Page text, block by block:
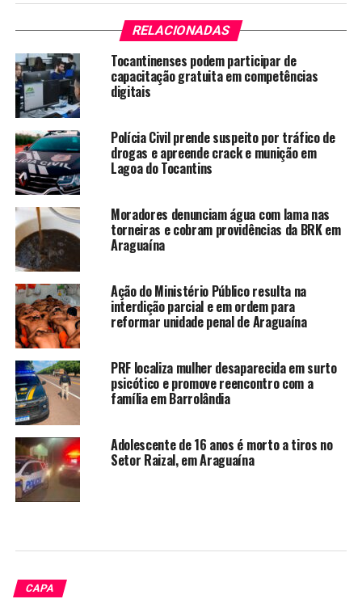
RELACIONADAS
Tocantinenses podem participar de
capacitação gratuita em competências
digitais
Polícia Civil prende suspeito por tráfico de
drogas e apreende crack e munição em
Lagoa do Tocantins
Moradores denunciam água com lama nas
torneiras e cobram providências da BRK em
Araguaína
Ação do Ministério Público resulta na
interdição parcial e em ordem para
reformar unidade penal de Araguaína
PRF localiza mulher desaparecida em surto
psicótico e promove reencontro com a
família em Barrolândia
Adolescente de 16 anos é morto a tiros no
Setor Raizal, em Araguaína
CAPA